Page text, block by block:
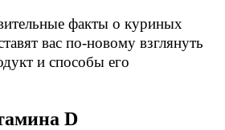
факты о куриных
вас по-новому взглянуть
и способы его
D